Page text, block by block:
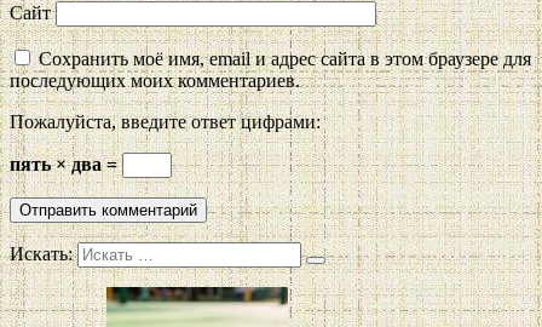
Сайт
Сохранить моё имя, email и адрес сайта в этом браузере для
последующих моих комментариев.
Пожалуйста, введите ответ цифрами:
пять × два =
Искать: